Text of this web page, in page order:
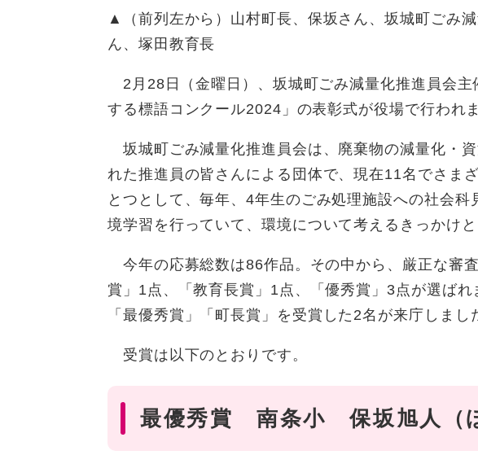
▲（前列左から）山村町長、保坂さん、坂城町ごみ
ん、塚田教育長
2月28日（金曜日）、坂城町ごみ減量化推進員会主
する標語コンクール2024」の表彰式が役場で行われま
坂城町ごみ減量化推進員会は、廃棄物の減量化・
れた推進員の皆さんによる団体で、現在11名でさま
とつとして、毎年、4年生のごみ処理施設への社会
境学習を行っていて、環境について考えるきっかけ
今年の応募総数は86作品。その中から、厳正な審
賞」1点、「教育長賞」1点、「優秀賞」3点が選ば
「最優秀賞」「町長賞」を受賞した2名が来庁しまし
受賞は以下のとおりです。
最優秀賞 南条小 保坂旭人（